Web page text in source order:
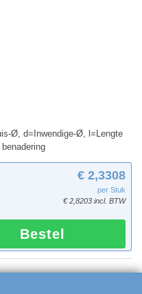
Ø, d=Inwendige-Ø, l=Lengte
€ 2,3308
per Stuk
€ 2,8203 incl. BTW
Bestel